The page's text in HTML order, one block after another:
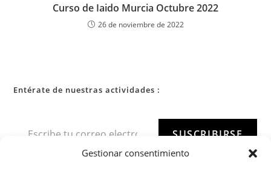
Gestionar consentimiento
Curso de Iaido Murcia Octubre 2022
26 de noviembre de 2022
Entérate de nuestras actividades :
SUSCRIBIRSE